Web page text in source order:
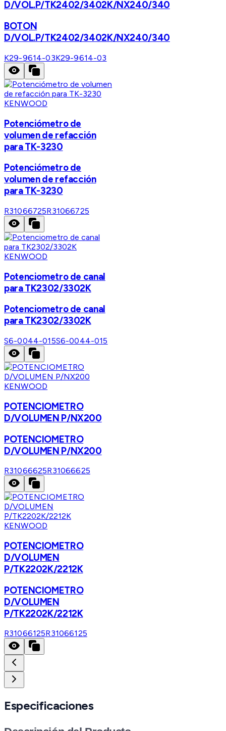
D/VOL.P/TK2402/3402K/NX240/340
BOTON
D/VOL.P/TK2402/3402K/NX240/340
K29-9614-03K29-9614-03
KENWOOD
Potenciómetro de
volumen de refacción
para TK-3230
Potenciómetro de
volumen de refacción
para TK-3230
R31066725R31066725
KENWOOD
Potenciometro de canal
para TK2302/3302K
Potenciometro de canal
para TK2302/3302K
S6-0044-015S6-0044-015
KENWOOD
POTENCIOMETRO
D/VOLUMEN P/NX200
POTENCIOMETRO
D/VOLUMEN P/NX200
R31066625R31066625
KENWOOD
POTENCIOMETRO
D/VOLUMEN
P/TK2202K/2212K
POTENCIOMETRO
D/VOLUMEN
P/TK2202K/2212K
R31066125R31066125
Especificaciones